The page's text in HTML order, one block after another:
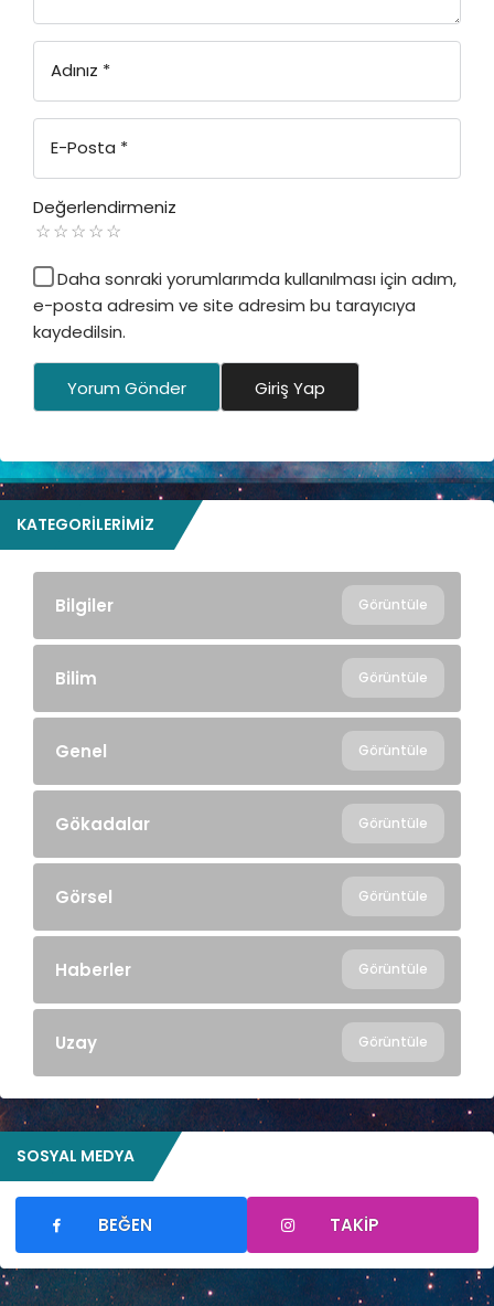
Adınız *
E-Posta *
Değerlendirmeniz
Daha sonraki yorumlarımda kullanılması için adım,
e-posta adresim ve site adresim bu tarayıcıya
kaydedilsin.
Yorum Gönder Giriş Yap
KATEGORILERIMIZ
Bilgiler Görüntüle
Bilim Görüntüle
Genel Görüntüle
Gökadalar Görüntüle
Görsel Görüntüle
Haberler Görüntüle
Uzay Görüntüle
SOSYAL MEDYA
BEĞEN TAKIP